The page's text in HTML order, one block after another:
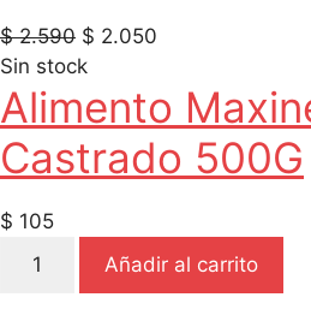
$2.590 El
precio
original
era:
$ 2.590.
$ 2.050
actual
es:
$ 2.050.
Sin stock
Alimento
Castrado 500G
$ 105
Alimento
Añadir al carrito